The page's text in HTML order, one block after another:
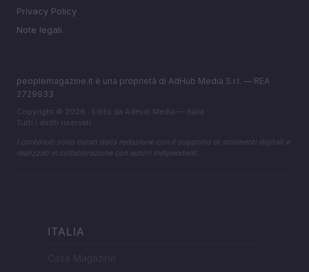
Privacy Policy
Note legali
peoplemagazine.it è una proprietà di AdHub Media S.r.l. — REA
2729933
Copyright © 2026 · Edito da AdHub Media — Italia
Tutti i diritti riservati
I contenuti sono curati dalla redazione con il supporto di strumenti digitali e
realizzati in collaborazione con autori indipendenti.
ITALIA
Casa Magazine